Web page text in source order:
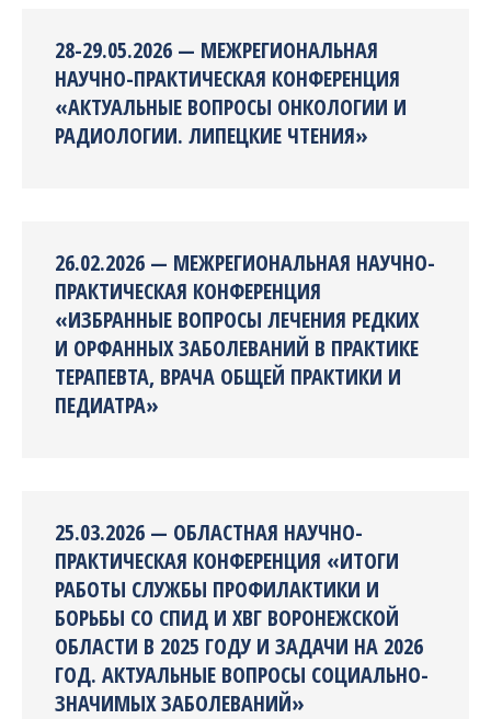
28-29.05.2026 — МЕЖРЕГИОНАЛЬНАЯ
НАУЧНО-ПРАКТИЧЕСКАЯ КОНФЕРЕНЦИЯ
«АКТУАЛЬНЫЕ ВОПРОСЫ ОНКОЛОГИИ И
РАДИОЛОГИИ. ЛИПЕЦКИЕ ЧТЕНИЯ»
26.02.2026 — МЕЖРЕГИОНАЛЬНАЯ НАУЧНО-
ПРАКТИЧЕСКАЯ КОНФЕРЕНЦИЯ
«ИЗБРАННЫЕ ВОПРОСЫ ЛЕЧЕНИЯ РЕДКИХ
И ОРФАННЫХ ЗАБОЛЕВАНИЙ В ПРАКТИКЕ
ТЕРАПЕВТА, ВРАЧА ОБЩЕЙ ПРАКТИКИ И
ПЕДИАТРА»
25.03.2026 — ОБЛАСТНАЯ НАУЧНО-
ПРАКТИЧЕСКАЯ КОНФЕРЕНЦИЯ «ИТОГИ
РАБОТЫ СЛУЖБЫ ПРОФИЛАКТИКИ И
БОРЬБЫ СО СПИД И ХВГ ВОРОНЕЖСКОЙ
ОБЛАСТИ В 2025 ГОДУ И ЗАДАЧИ НА 2026
ГОД. АКТУАЛЬНЫЕ ВОПРОСЫ СОЦИАЛЬНО-
ЗНАЧИМЫХ ЗАБОЛЕВАНИЙ»